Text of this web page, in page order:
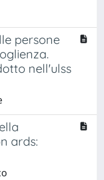
persone
nell'ulss
ards: